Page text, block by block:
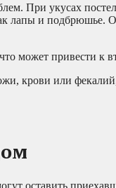
При укусах
лапы и подбрюшье.
может привести к
крови или